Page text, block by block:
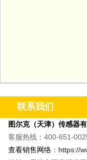
联系我们
图尔克（天津）传感器有
客服热线：400-651-
查看销售网络 ： https://